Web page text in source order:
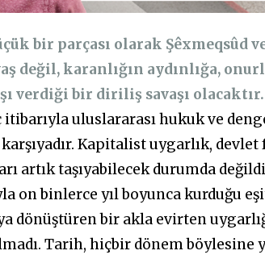
bir parçası olarak Şêxmeqsûd
değil, karanlığın aydınlığa,
verdiği bir diriliş savaşı olacaktır.
uluslararası hukuk ve
Kapitalist uygarlık,
artık taşıyabilecek durumda
on binlerce yıl boyunca kurduğu
dönüştüren bir akla evirten
Tarih, hiçbir dönem böylesine